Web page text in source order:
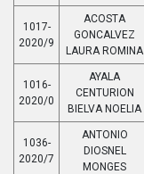
1017-
2020/9
ACOSTA
GONCALVEZ
LAURA ROMINA
1016-
2020/0
AYALA
CENTURION
BIELVA NOELIA
1036-
2020/7
ANTONIO
DIOSNEL
MONGES